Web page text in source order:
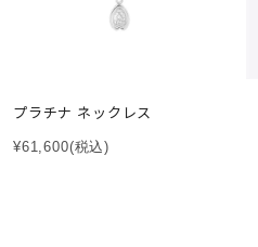
プラチナ ネックレス
¥61,600(税込)